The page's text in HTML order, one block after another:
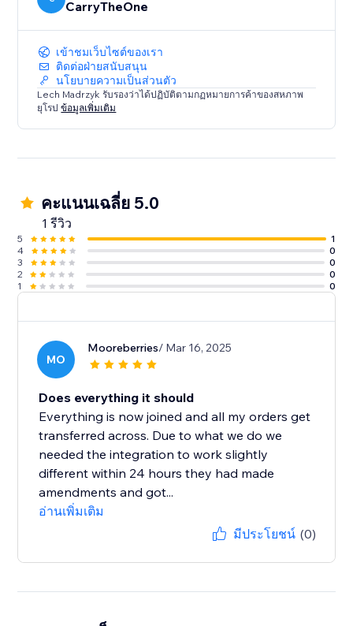
CarryTheOne
เข้าชมเว็บไซต์ของเรา
ติดต่อฝ่ายสนับสนุน
นโยบายความเป็นส่วนตัว
Lech Madrzyk รับรองว่าได้ปฏิบัติตามกฏหมายการค้าของสหภาพ
ยุโรปข้อมูลเพิ่มเติม
คะแนนเฉลี่ย 5.0
1 รีวิว
5
1
4
0
3
0
2
0
1
0
MO
Mooreberries/ Mar 16, 2025
Does everything it should
Everything is now joined and all my orders get
transferred across. Due to what we do we
needed the integration to work slightly
different within 24 hours they had made
amendments and got...
อ่านเพิ่มเติม
มีประโยชน์ (0)